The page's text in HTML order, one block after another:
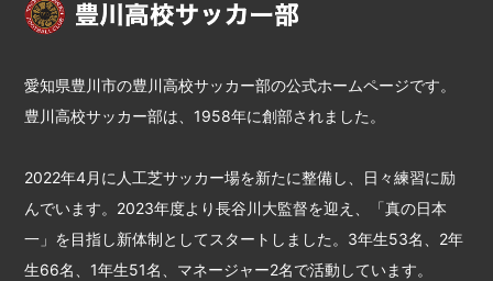
愛知県豊川市の豊川高校サッカー部の公式ホームページです。
豊川高校サッカー部は、1958年に創部されました。
2022年4月に人工芝サッカー場を新たに整備し、日々練習に励
んでいます。2023年度より長谷川大監督を迎え、「真の日本
一」を目指し新体制としてスタートしました。3年生53名、2年
生66名、1年生51名、マネージャー2名で活動しています。